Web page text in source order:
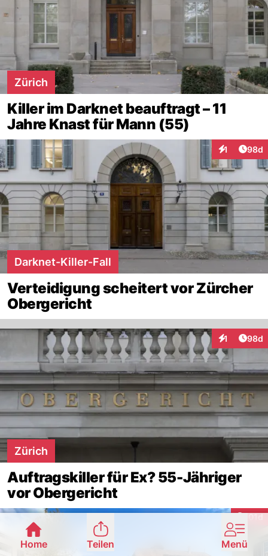
Zürich
Killer im Darknet beauftragt – 11
Jahre Knast für Mann (55)
1
Interaktionen
98d
Darknet-Killer-Fall
Verteidigung scheitert vor Zürcher
Obergericht
1
Interaktionen
98d
Zürich
Auftragskiller für Ex? 55-Jähriger
vor Obergericht
Home Teilen Menü